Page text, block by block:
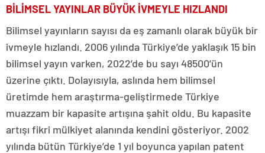
BİLİMSEL YAYINLAR BÜYÜK İVMEYLE HIZLANDI
Bilimsel yayınların sayısı da eş zamanlı olarak büyük bir
ivmeyle hızlandı. 2006 yılında Türkiye’de yaklaşık 15 bin
bilimsel yayın varken, 2022’de bu sayı 48500’ün
üzerine çıktı. Dolayısıyla, aslında hem bilimsel
üretimde hem araştırma-geliştirmede Türkiye
muazzam bir kapasite artışına şahit oldu. Bu kapasite
artışı fikri mülkiyet alanında kendini gösteriyor. 2002
yılında bütün Türkiye’de 1 yıl boyunca yapılan patent